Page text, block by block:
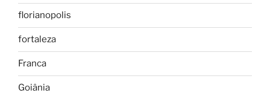
florianopolis
fortaleza
Franca
Goiânia